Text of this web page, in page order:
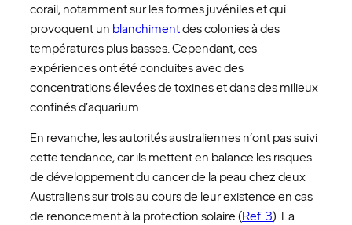
corail, notamment sur les formes juvéniles et qui
provoquent un blanchimentdes colonies à des
températures plus basses. Cependant, ces
expériences ont été conduites avec des
concentrations élevées de toxines et dans des milieux
confinés d’aquarium.
En revanche, les autorités australiennes n’ont pas suivi
cette tendance, car ils mettent en balance les risques
de développement du cancer de la peau chez deux
Australiens sur trois au cours de leur existence en cas
de renoncement à la protection solaire (Ref. 3). La